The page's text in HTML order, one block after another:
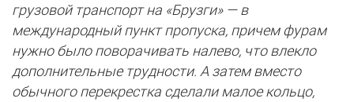
грузовой транспорт на «Брузги» — в
международный пункт пропуска, причем фурам
нужно было поворачивать налево, что влекло
дополнительные трудности. А затем вместо
обычного перекрестка сделали малое кольцо,